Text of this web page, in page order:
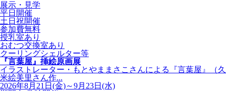
展示・見学
平日開催
土日祝開催
参加費無料
授乳室あり
おむつ交換室あり
クーリングシェルター等
『言葉屋』挿絵原画展
イラストレーター・もとやままさこさんによる『言葉屋』（久
米絵美里さん作...
2026年8月21日(金)～9月23日(水)